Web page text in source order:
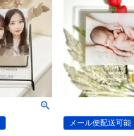
メール便配送可能